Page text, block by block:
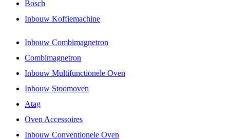
Bosch
Inbouw Koffiemachine
Inbouw Combimagnetron
Combimagnetron
Inbouw Multifunctionele Oven
Inbouw Stoomoven
Atag
Oven Accessoires
Inbouw Conventionele Oven